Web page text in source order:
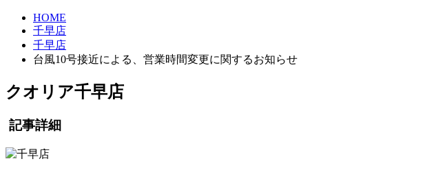
HOME
千早店
千早店
台風10号接近による、営業時間変更に関するお知らせ
クオリア千早店
記事詳細